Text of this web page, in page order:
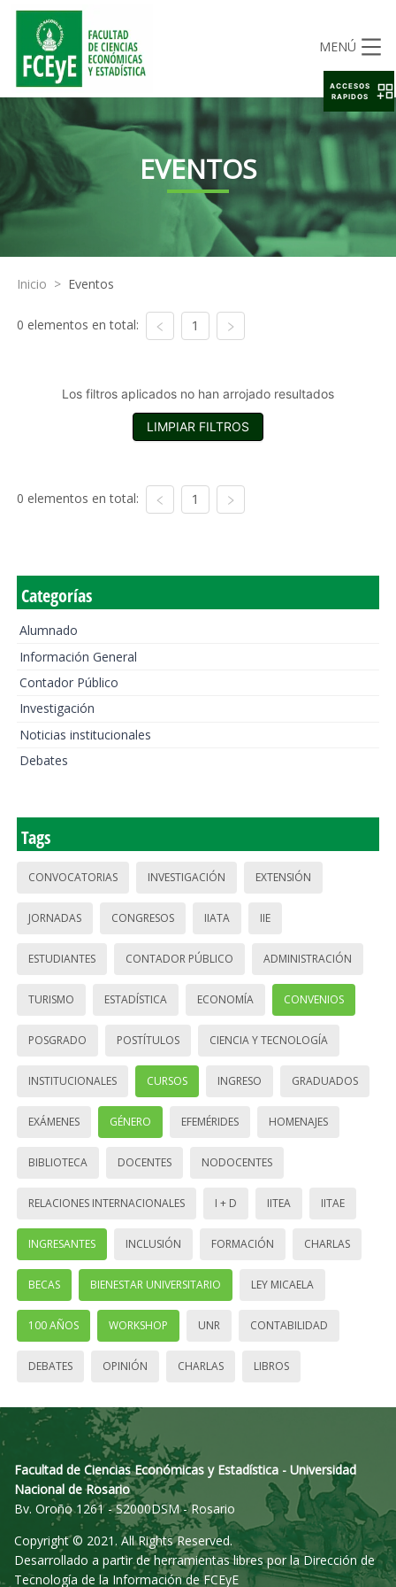
MENÚ
EVENTOS
Inicio > Eventos
0 elementos en total: 1
Los filtros aplicados no han arrojado resultados
LIMPIAR FILTROS
0 elementos en total: 1
Categorías
Alumnado
Información General
Contador Público
Investigación
Noticias institucionales
Debates
Tags
CONVOCATORIAS INVESTIGACIÓN EXTENSIÓN
JORNADAS CONGRESOS IIATA IIE
ESTUDIANTES CONTADOR PÚBLICO ADMINISTRACIÓN
TURISMO ESTADÍSTICA ECONOMÍA CONVENIOS
POSGRADO POSTÍTULOS CIENCIA Y TECNOLOGÍA
INSTITUCIONALES CURSOS INGRESO GRADUADOS
EXÁMENES GÉNERO EFEMÉRIDES HOMENAJES
BIBLIOTECA DOCENTES NODOCENTES
RELACIONES INTERNACIONALES I + D IITEA IITAE
INGRESANTES INCLUSIÓN FORMACIÓN CHARLAS
BECAS BIENESTAR UNIVERSITARIO LEY MICAELA
100 AÑOS WORKSHOP UNR CONTABILIDAD
DEBATES OPINIÓN CHARLAS LIBROS
Facultad de Ciencias Económicas y Estadística - Universidad
Nacional de Rosario
Bv. Oroño 1261 - S2000DSM - Rosario
Copyright © 2021. All Rights Reserved.
Desarrollado a partir de herramientas libres por la Dirección de
Tecnología de la Información de FCEyE
ACCESOS
RAPIDOS